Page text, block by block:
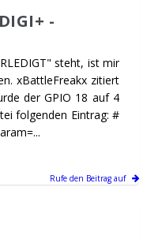
-
steht, ist mir
xBattleFreakx zitiert
der GPIO 18 auf 4
folgenden Eintrag: #
Rufe den Beitrag auf